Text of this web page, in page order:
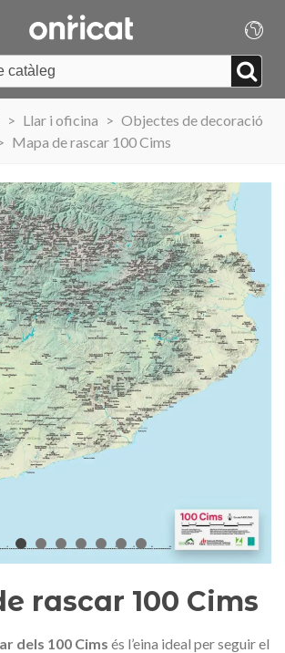
> Llar i oficina > Objectes de decoració
Mapa de rascar 100 Cims
rascar 100 Cims
dels 100 Cims és l’eina ideal per seguir el
Gaudí
limitada